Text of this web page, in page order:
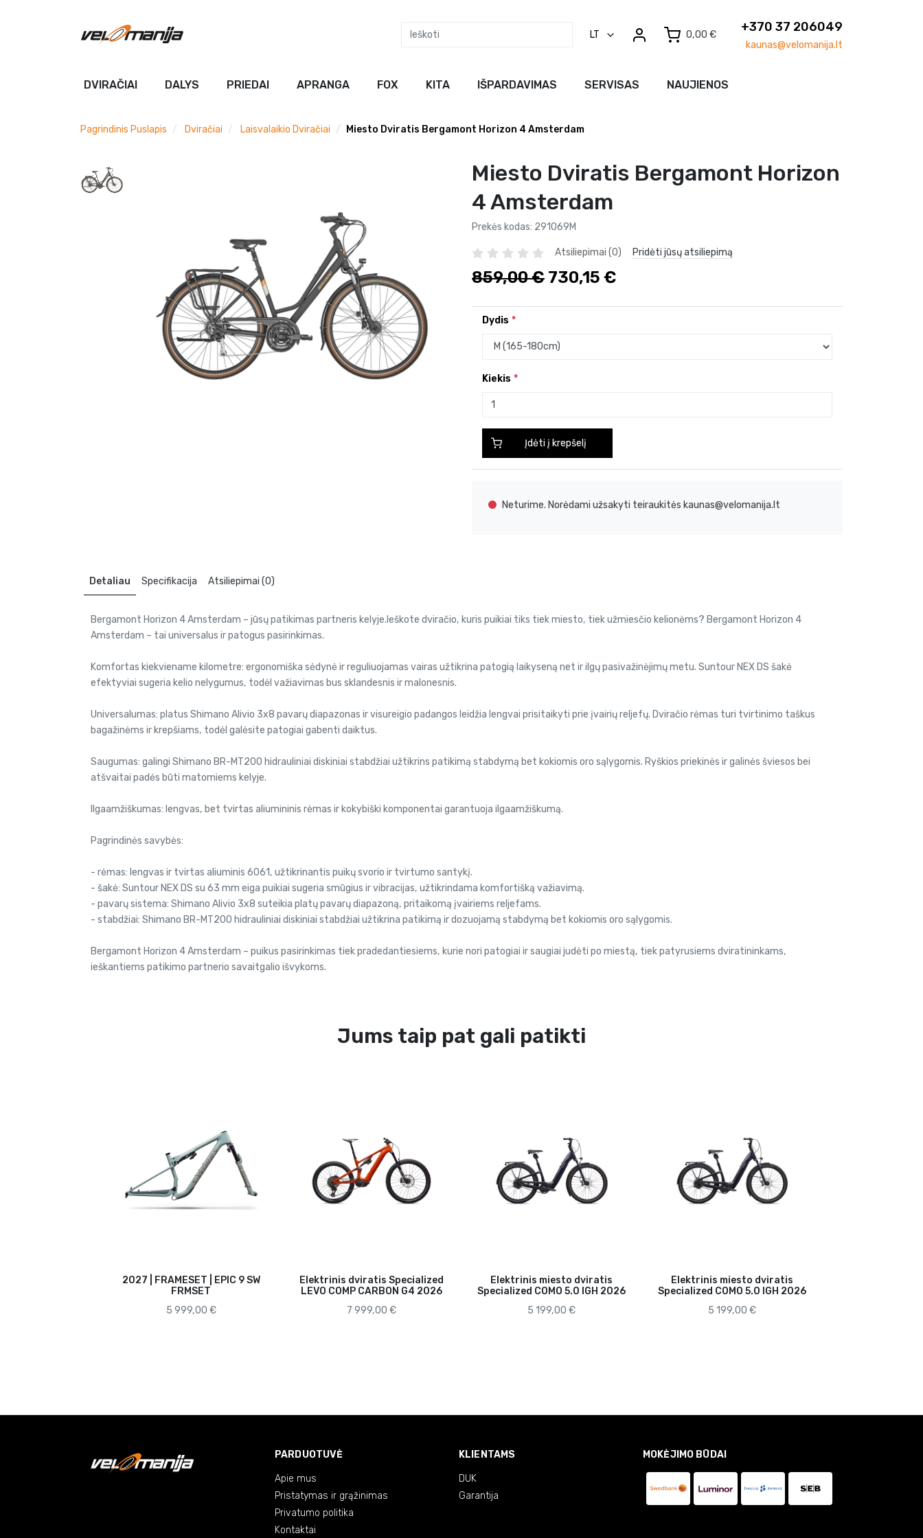
LT 0,00 €
+370 37 206049
kaunas@velomanija.lt
DVIRAČIAI DALYS PRIEDAI APRANGA FOX KITA IŠPARDAVIMAS SERVISAS NAUJIENOS
Pagrindinis Puslapis Dviračiai Laisvalaikio Dviračiai Miesto Dviratis Bergamont Horizon 4 Amsterdam
Miesto Dviratis Bergamont Horizon
4 Amsterdam
Prekės kodas: 291069M
Atsiliepimai (0) Pridėti jūsų atsiliepimą
859,00 € 730,15 €
Dydis
Kiekis
Įdėti į krepšelį
Neturime. Norėdami užsakyti teiraukitės kaunas@velomanija.lt
Detaliau Specifikacija Atsiliepimai (0)
Bergamont Horizon 4 Amsterdam – jūsų patikimas partneris kelyje.Ieškote dviračio, kuris puikiai tiks tiek miesto, tiek užmiesčio kelionėms? Bergamont Horizon 4
Amsterdam – tai universalus ir patogus pasirinkimas.
Komfortas kiekviename kilometre: ergonomiška sėdynė ir reguliuojamas vairas užtikrina patogią laikyseną net ir ilgų pasivažinėjimų metu. Suntour NEX DS šakė
efektyviai sugeria kelio nelygumus, todėl važiavimas bus sklandesnis ir malonesnis.
Universalumas: platus Shimano Alivio 3x8 pavarų diapazonas ir visureigio padangos leidžia lengvai prisitaikyti prie įvairių reljefų. Dviračio rėmas turi tvirtinimo taškus
bagažinėms ir krepšiams, todėl galėsite patogiai gabenti daiktus.
Saugumas: galingi Shimano BR-MT200 hidrauliniai diskiniai stabdžiai užtikrins patikimą stabdymą bet kokiomis oro sąlygomis. Ryškios priekinės ir galinės šviesos bei
atšvaitai padės būti matomiems kelyje.
Ilgaamžiškumas: lengvas, bet tvirtas aliumininis rėmas ir kokybiški komponentai garantuoja ilgaamžiškumą.
Pagrindinės savybės:
- rėmas: lengvas ir tvirtas aliuminis 6061, užtikrinantis puikų svorio ir tvirtumo santykį.
- šakė: Suntour NEX DS su 63 mm eiga puikiai sugeria smūgius ir vibracijas, užtikrindama komfortišką važiavimą.
- pavarų sistema: Shimano Alivio 3x8 suteikia platų pavarų diapazoną, pritaikomą įvairiems reljefams.
- stabdžiai: Shimano BR-MT200 hidrauliniai diskiniai stabdžiai užtikrina patikimą ir dozuojamą stabdymą bet kokiomis oro sąlygomis.
Bergamont Horizon 4 Amsterdam – puikus pasirinkimas tiek pradedantiesiems, kurie nori patogiai ir saugiai judėti po miestą, tiek patyrusiems dviratininkams,
ieškantiems patikimo partnerio savaitgalio išvykoms.
Jums taip pat gali patikti
2027 | FRAMESET | EPIC 9 SW
FRMSET
5 999,00 €
Elektrinis dviratis Specialized
LEVO COMP CARBON G4 2026
7 999,00 €
Elektrinis miesto dviratis
Specialized COMO 5.0 IGH 2026
5 199,00 €
Elektrinis miesto dviratis
Specialized COMO 5.0 IGH 2026
5 199,00 €
PARDUOTUVĖ
Apie mus
Pristatymas ir grąžinimas
Privatumo politika
Kontaktai
KLIENTAMS
DUK
Garantija
MOKĖJIMO BŪDAI